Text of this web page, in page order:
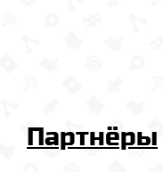
Партнёры